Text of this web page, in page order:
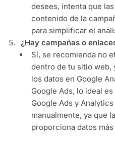
desees, intenta que
contenido de la
para simplificar el
¿Hay campañas o
Sí, se recomienda no
dentro de tu sitio web,
los datos en Google
Google Ads, lo ideal
Google Ads y
manualmente, ya que
proporciona datos